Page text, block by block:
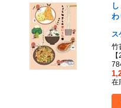
ス
竹
在